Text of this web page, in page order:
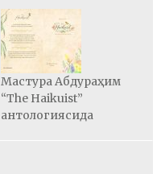
Мастура Абдураҳим
“The Haikuist”
антологиясида